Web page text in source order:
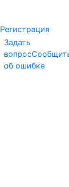
Регистрация
Задать
вопрос
об ошибке